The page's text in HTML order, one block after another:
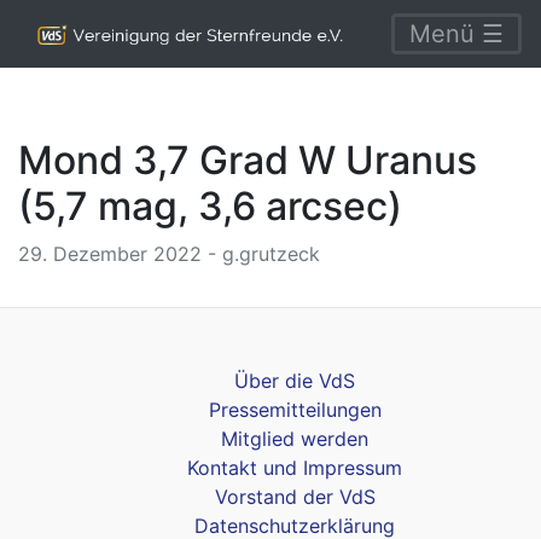
Menü ☰
Mond 3,7 Grad W Uranus
(5,7 mag, 3,6 arcsec)
29. Dezember 2022 - g.grutzeck
Über die VdS
Pressemitteilungen
Mitglied werden
Kontakt und Impressum
Vorstand der VdS
Datenschutzerklärung